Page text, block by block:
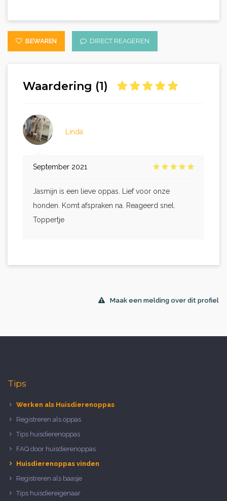
BEWAREN DIRECT REAGEREN
Waardering (1)
Linda
September 2021
Jasmijn is een lieve oppas. Lief voor onze
honden. Komt afspraken na. Reageerd snel.
Toppertje
Maak een melding over dit profiel
Tips
Werken als Huisdierenoppas
Registreren als oppas
Tips huisdierenoppas
FAQ door huisdierenoppas
Huisdierenoppas vinden
Registreren als baasje
Tips huisdiereigenaar